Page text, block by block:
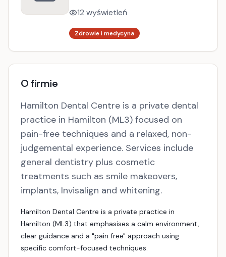
12 wyświetleń
Zdrowie i medycyna
O firmie
Hamilton Dental Centre is a private dental
practice in Hamilton (ML3) focused on
pain-free techniques and a relaxed, non-
judgemental experience. Services include
general dentistry plus cosmetic
treatments such as smile makeovers,
implants, Invisalign and whitening.
Hamilton Dental Centre is a private practice in
Hamilton (ML3) that emphasises a calm environment,
clear guidance and a "pain free" approach using
specific comfort-focused techniques.